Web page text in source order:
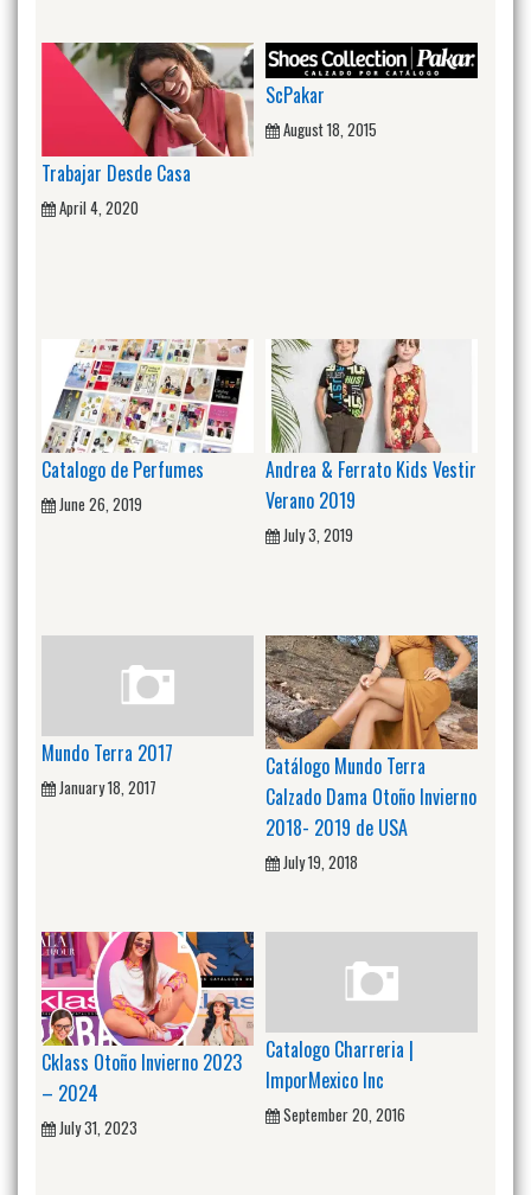
Trabajar Desde Casa
April 4, 2020
ScPakar
August 18, 2015
Catalogo de Perfumes
June 26, 2019
Andrea & Ferrato Kids Vestir
Verano 2019
July 3, 2019
Mundo Terra 2017
January 18, 2017
Catálogo Mundo Terra
Calzado Dama Otoño Invierno
2018- 2019 de USA
July 19, 2018
Cklass Otoño Invierno 2023
– 2024
July 31, 2023
Catalogo Charreria |
ImporMexico Inc
September 20, 2016